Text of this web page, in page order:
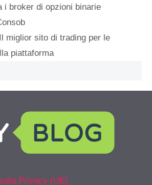
i broker di opzioni binarie
miglior sito di trading per le
piattaforma
Privacy (UE)